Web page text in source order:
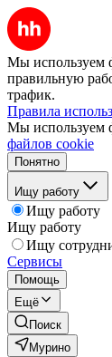
Мы используем
правильную
трафик.
Правила
Мы используем
файлов cookie
Понятно
Ищу работу
Ищу работу
Ищу работу
Ищу
Сервисы
Помощь
Ещё
Поиск
Мурино